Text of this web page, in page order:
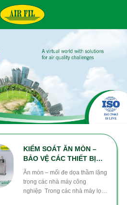
KIỂM SOÁT ĂN MÒN –
BẢO VỆ CÁC THIẾT BỊ
ĐIỆN TỬ NHẠY CẢM
Ăn mòn – mối đe dọa thầm lặng
trong các nhà máy công
nghiệp Trong các nhà máy lọc